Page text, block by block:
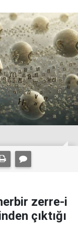
zerre-i
çıktığı